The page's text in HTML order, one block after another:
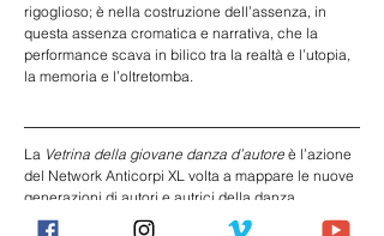
rigoglioso; è nella costruzione dell’assenza, in
questa assenza cromatica e narrativa, che la
performance scava in bilico tra la realtà e l’utopia,
la memoria e l’oltretomba.
La Vetrina della giovane danza d’autore è l’azione
del Network Anticorpi XL volta a mappare le nuove
generazioni di autori e autrici della danza
contemporanea e di ricerca e a supportarne